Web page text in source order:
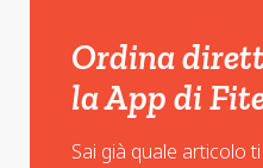
Ordina
la App di
Sai già quale articolo